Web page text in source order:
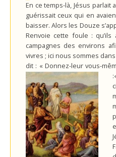
En ce temps-là, Jésus
guérissait ceux qui en
baisser. Alors les Douze
Renvoie cette foule :
campagnes des environs
vivres ; ici nous sommes
dit : « Donnez-leur vous-